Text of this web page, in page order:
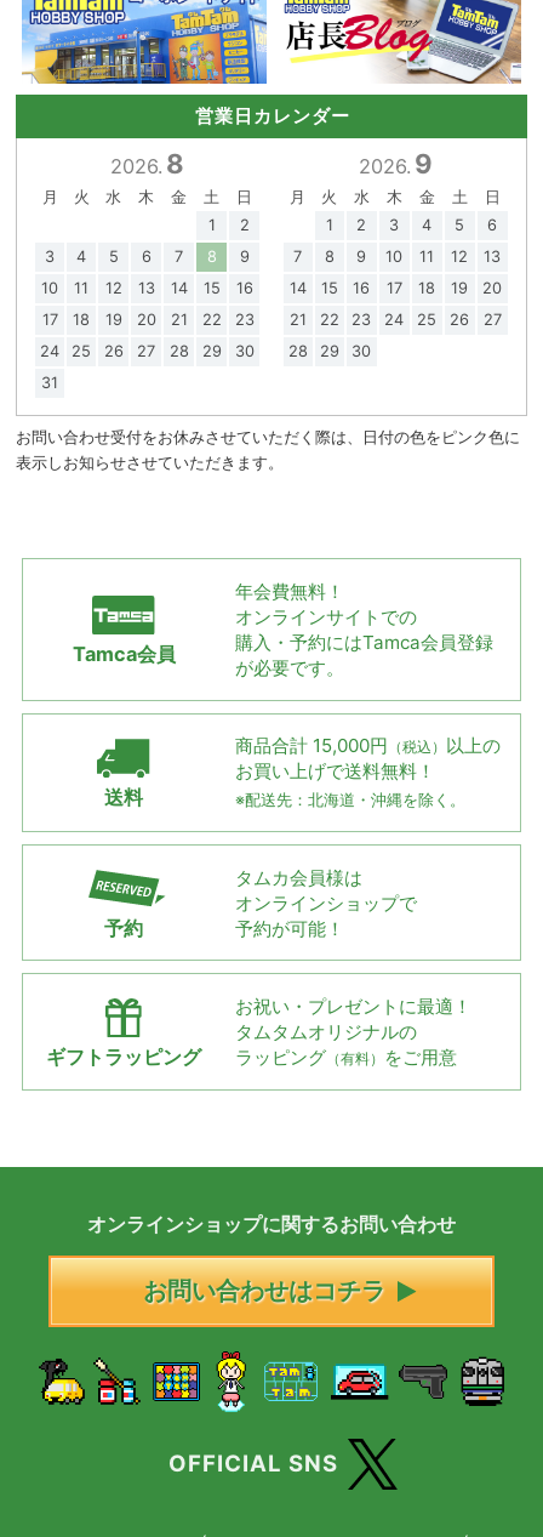
営業日カレンダー
2026. 8
月 火 水 木 金 土
日
1
2
3
4 5 6 7 8
9
10
11 12 13 14 15
16
17
18 19 20 21 22
23
24
25 26 27 28 29
30
31
2026. 9
月 火 水 木 金 土
日
1
2 3 4 5
6
7
8 9 10 11 12
13
14
15 16 17 18 19
20
21
22 23 24 25 26
27
28
29 30
お問い合わせ受付をお休みさせていただく際は、日付の色をピンク色に
表示しお知らせさせていただきます。
Tamca会員
年会費無料！
オンラインサイトでの
購入・予約にはTamca会員登録
が必要です。
送料
商品合計 15,000円 （税込） 以上の
お買い上げで送料無料！
※配送先：北海道・沖縄を除く。
予約
タムカ会員様は
オンラインショップで
予約が可能！
ギフトラッピング
お祝い・プレゼントに最適！
タムタムオリジナルの
ラッピング （有料） をご用意
オンラインショップに関するお問い合わせ
お問い合わせはコチラ
OFFICIAL SNS